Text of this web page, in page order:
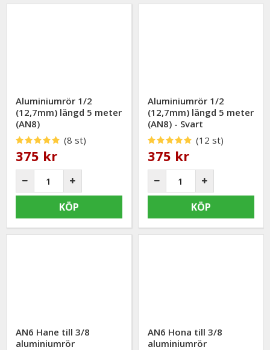
Aluminiumrör 1/2
(12,7mm) längd 5 meter
(AN8)
(8 st)
375 kr
KÖP
Aluminiumrör 1/2
(12,7mm) längd 5 meter
(AN8) - Svart
(12 st)
375 kr
KÖP
AN6 Hane till 3/8
aluminiumrör
AN6 Hona till 3/8
aluminiumrör